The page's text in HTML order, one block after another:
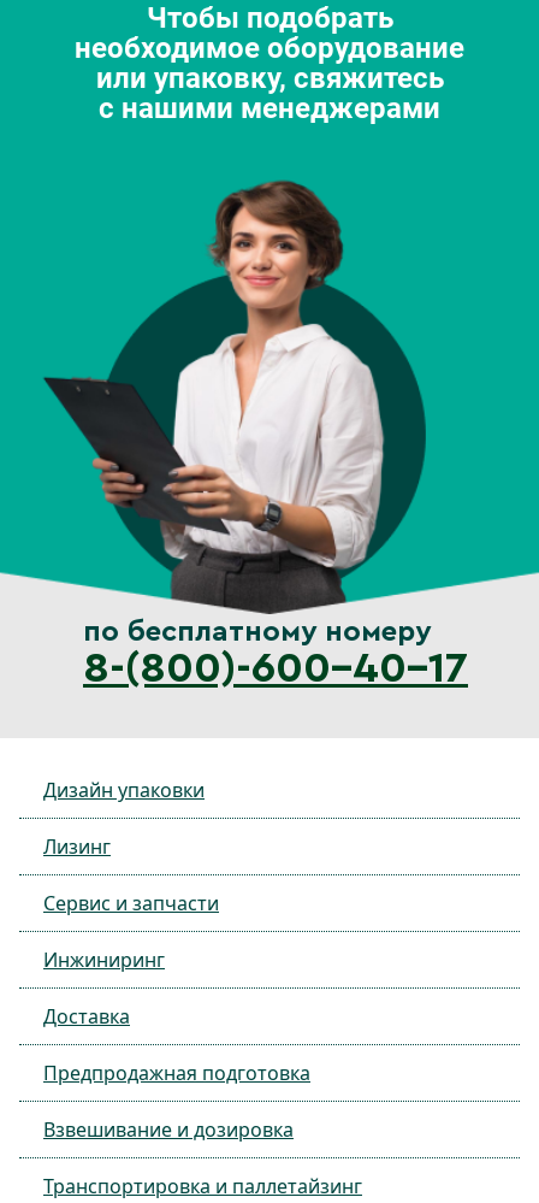
Чтобы подобрать
необходимое оборудование
или упаковку, свяжитесь
с нашими менеджерами
по бесплатному номеру
8-(800)-600-40-17
Дизайн упаковки
Лизинг
Сервис и запчасти
Инжиниринг
Доставка
Предпродажная подготовка
Взвешивание и дозировка
Транспортировка и паллетайзинг